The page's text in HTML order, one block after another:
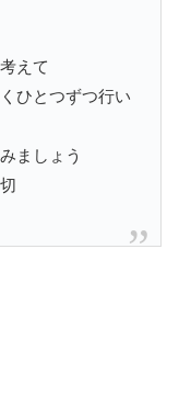
えて
ひとつずつ行い
ましょう